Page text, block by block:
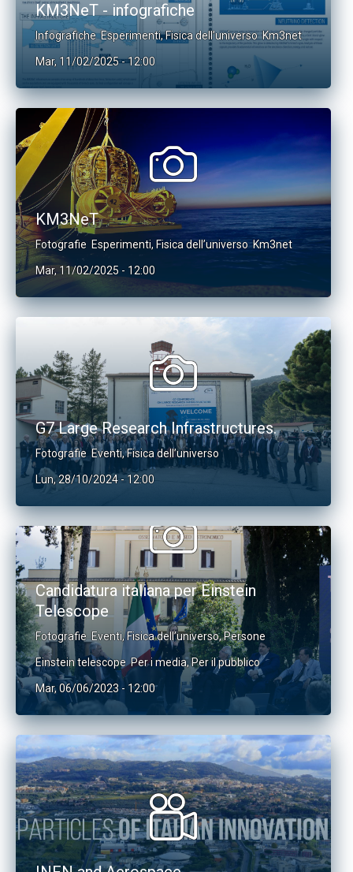
KM3NeT - infografiche
Infografiche Esperimenti,Fisica dell’universo Km3net
Mar, 11/02/2025 - 12:00
KM3NeT
Fotografie Esperimenti, Fisica dell’universo Km3net
Mar, 11/02/2025 - 12:00
G7 Large Research Infrastructures.
Fotografie Eventi,Fisica dell’universo
Lun, 28/10/2024 - 12:00
Candidatura italiana per Einstein
Telescope
Fotografie Eventi, Fisica dell’universo,Persone
Einstein telescope Per i media,Per il pubblico
Mar, 06/06/2023 - 12:00